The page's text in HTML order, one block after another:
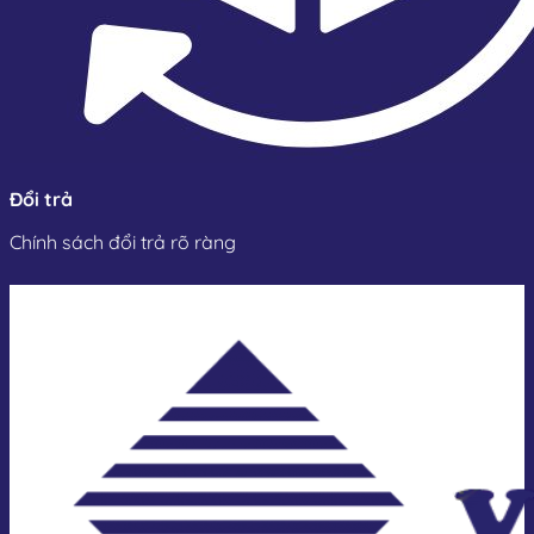
Nguyên lý hoạt động của đồng hồ đo
hơi nóng dạng xoáy
Đồng hồ hoạt động dựa trên nguyên lý tạo xoáy Karman,
nghe có vẻ phức tạp, nhưng thực tế khá dễ hiểu:
Đổi trả
Chính sách đổi trả rõ ràng